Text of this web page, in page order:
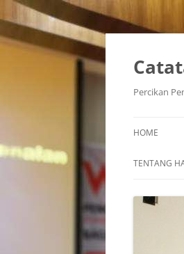
Skip
Percikan
HOME
TENTANG